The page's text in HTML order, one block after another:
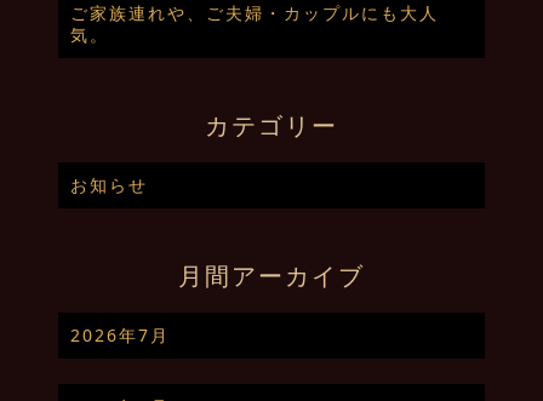
ご家族連れや、ご夫婦・カップルにも大人
気。
カテゴリー
お知らせ
月間アーカイブ
2026年7月